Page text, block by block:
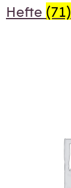
Hefte (71)